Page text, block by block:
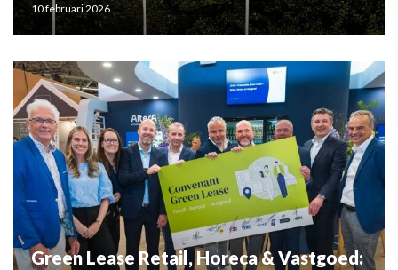
10 februari 2026
Green Lease Retail, Horeca & Vastgoed: